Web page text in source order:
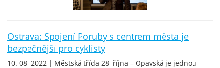
Ostrava: Spojení Poruby s centrem města je
bezpečnější pro cyklisty
10. 08. 2022 | Městská třída 28. října – Opavská je jednou